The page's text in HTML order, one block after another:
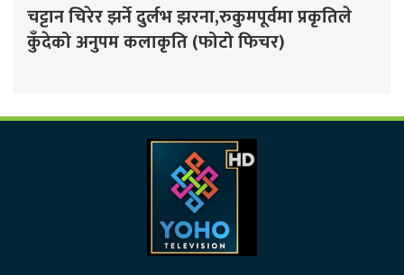
चट्टान चिरेर झर्ने दुर्लभ झरना,रुकुमपूर्वमा प्रकृतिले
कुँदेको अनुपम कलाकृति (फोटो फिचर)